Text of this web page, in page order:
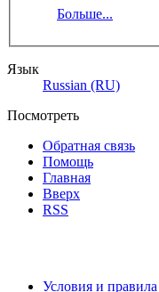
Больше...
Язык
Russian (RU)
Посмотреть
Обратная связь
Помощь
Главная
Вверх
RSS
Условия и правила